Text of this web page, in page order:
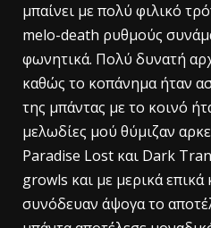
μπαίνει με πολύ φιλικό
melo-death ρυθμούς
φωνητικά. Πολύ δυνατή
καθώς το κοπάνημα ήταν
της μπάντας με το κοινό
μελωδίες μού θύμιζαν
Paradise Lost και Dark
growls και με μερικά
συνόδευαν άψογα το